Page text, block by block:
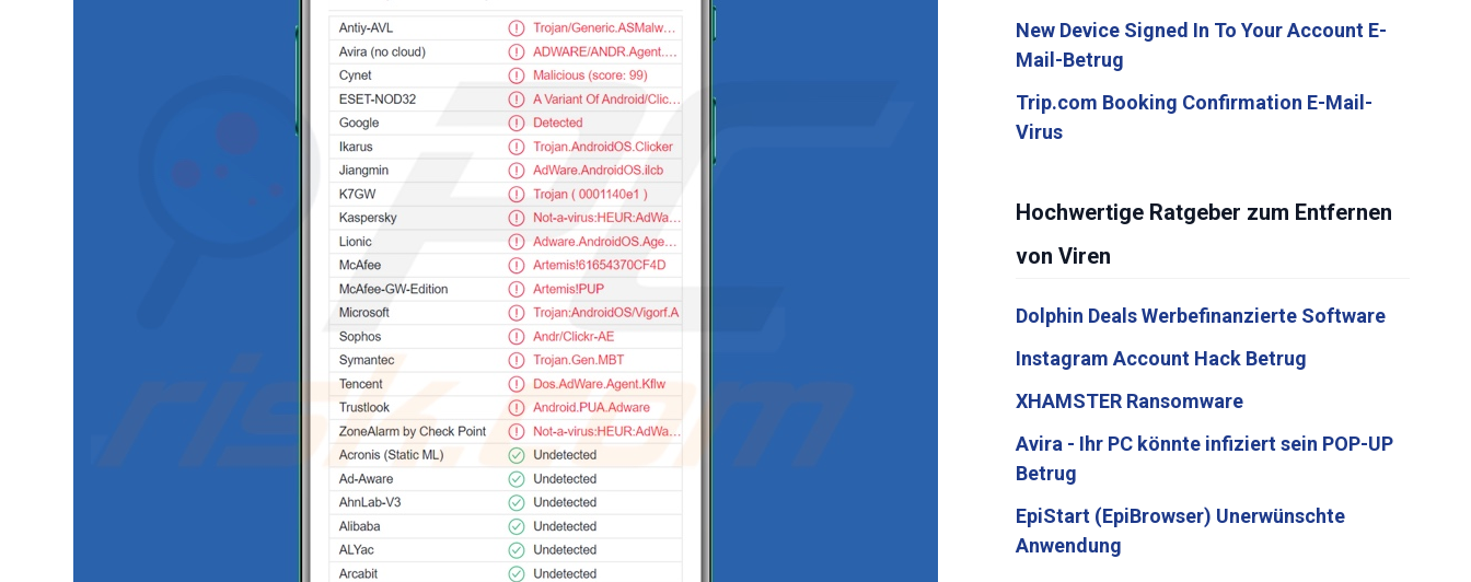
New Device Signed In To Your Account E-
Mail-Betrug
Trip.com Booking Confirmation E-Mail-
Virus
Hochwertige Ratgeber zum Entfernen
von Viren
Dolphin Deals Werbefinanzierte Software
Instagram Account Hack Betrug
XHAMSTER Ransomware
Avira - Ihr PC könnte infiziert sein POP-UP
Betrug
EpiStart (EpiBrowser) Unerwünschte
Anwendung